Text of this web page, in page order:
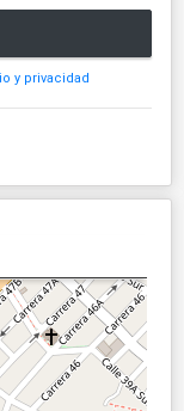
y privacidad